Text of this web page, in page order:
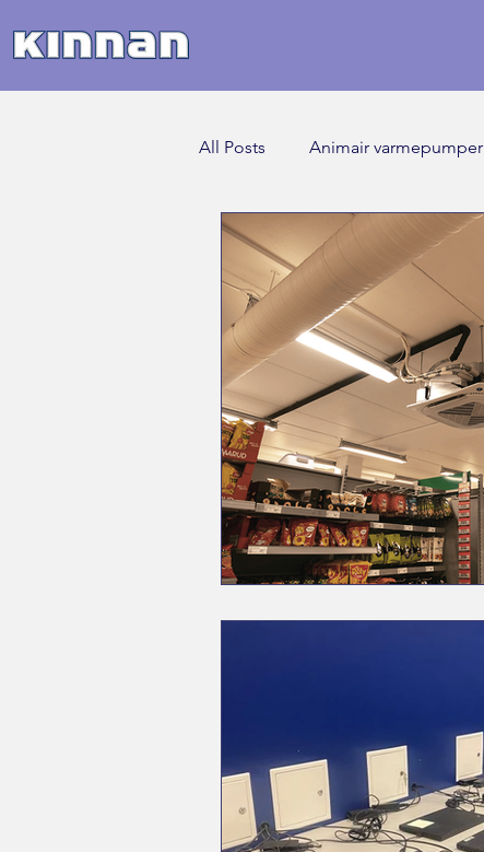
All Posts Animair varmepumper
Luft varmepumper